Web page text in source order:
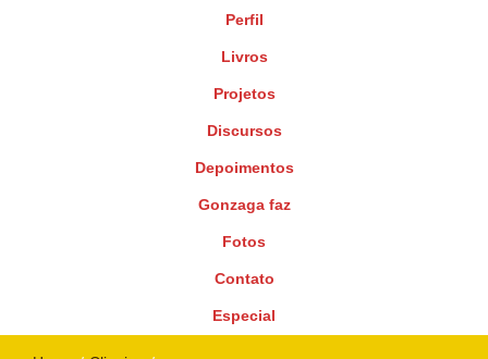
Perfil
Livros
Projetos
Discursos
Depoimentos
Gonzaga faz
Fotos
Contato
Especial